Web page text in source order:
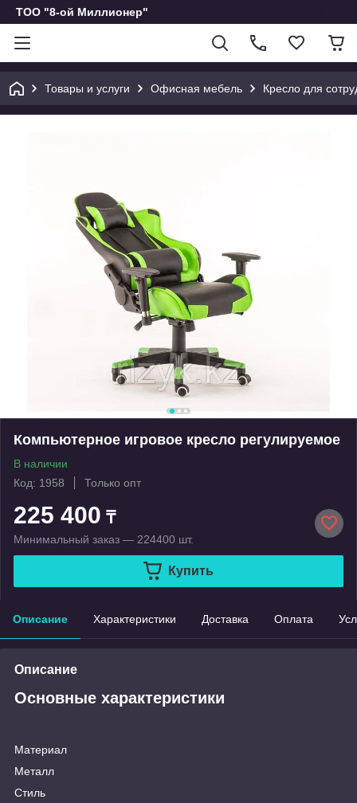
ТОО "8-ой Миллионер"
Товары и услуги Офисная мебель Кресло для
Компьютерное игровое кресло регулируемое
В наличии
Код: 1958
Только опт
225 400 ₸
Минимальный заказ — 224400 шт.
Купить
Описание Характеристики Доставка Оплата
Описание
Основные характеристики
Материал
Металл
Стиль